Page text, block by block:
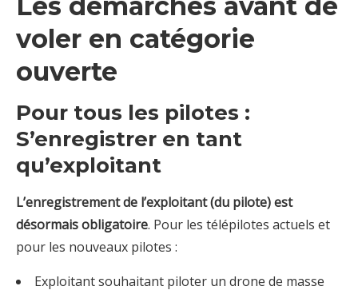
Les démarches avant de
voler en catégorie
ouverte
Pour tous les pilotes :
S’enregistrer en tant
qu’exploitant
L’enregistrement de l’exploitant (du pilote) est
désormais obligatoire. Pour les télépilotes actuels et
pour les nouveaux pilotes :
Exploitant souhaitant piloter un drone de masse